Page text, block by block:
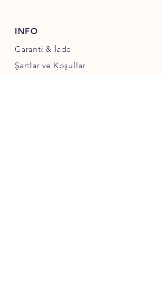
INFO
Garanti & İade
Şartlar ve Koşullar